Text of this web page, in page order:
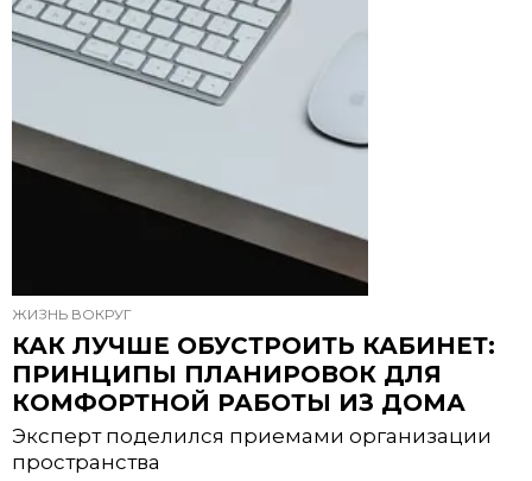
ЖИЗНЬ ВОКРУГ
КАК ЛУЧШЕ ОБУСТРОИТЬ КАБИНЕТ:
ПРИНЦИПЫ ПЛАНИРОВОК ДЛЯ
КОМФОРТНОЙ РАБОТЫ ИЗ ДОМА
Эксперт поделился приемами организации
пространства